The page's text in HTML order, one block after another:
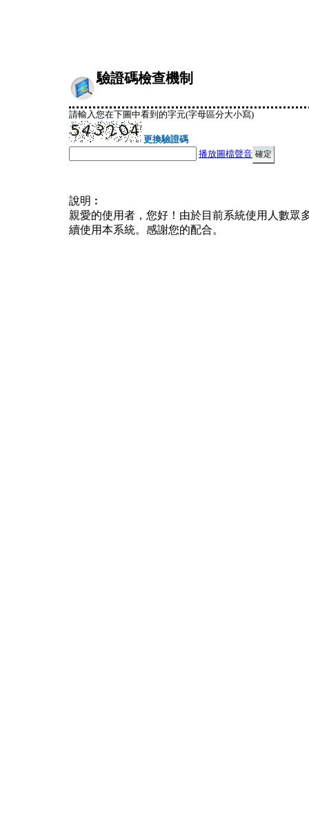
驗證碼檢查機制
請輸入您在下圖中看到的字元(字母區分大小寫)
更換驗證碼
播放圖檔聲音
說明︰
親愛的使用者，您好！由於目前系統使用人數眾
續使用本系統。感謝您的配合。